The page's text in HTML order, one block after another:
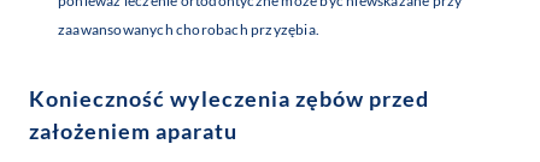
zaawansowanych chorobach przyzębia.
Konieczność wyleczenia zębów przed
założeniem aparatu